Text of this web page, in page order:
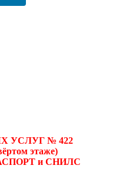
УСЛУГ № 422
этаже)
и СНИЛС